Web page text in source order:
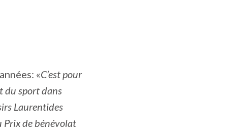
«C’est pour
du sport dans
Laurentides
Prix de bénévolat